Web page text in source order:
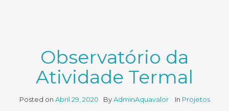
Observatório da
Atividade Termal
Posted on Abril 29, 2020 ByAdminAquavalor In Projetos